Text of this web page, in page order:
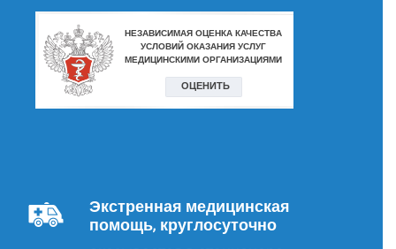
Экстренная медицинская
помощь, круглосуточно